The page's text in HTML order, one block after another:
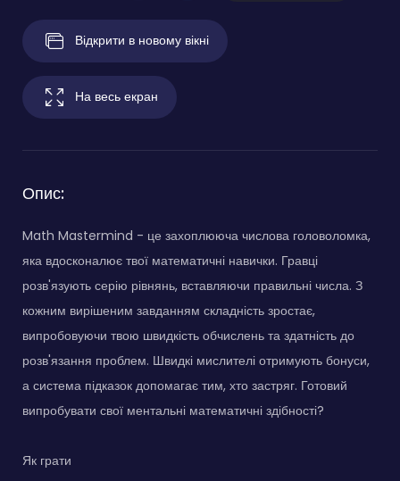
Відкрити в новому вікні
На весь екран
Опис:
Math Mastermind - це захоплююча числова головоломка,
яка вдосконалює твої математичні навички. Гравці
розв'язують серію рівнянь, вставляючи правильні числа. З
кожним вирішеним завданням складність зростає,
випробовуючи твою швидкість обчислень та здатність до
розв'язання проблем. Швидкі мислителі отримують бонуси,
а система підказок допомагає тим, хто застряг. Готовий
випробувати свої ментальні математичні здібності?
Як грати